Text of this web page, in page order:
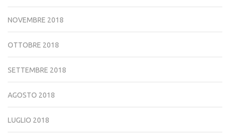
NOVEMBRE 2018
OTTOBRE 2018
SETTEMBRE 2018
AGOSTO 2018
LUGLIO 2018